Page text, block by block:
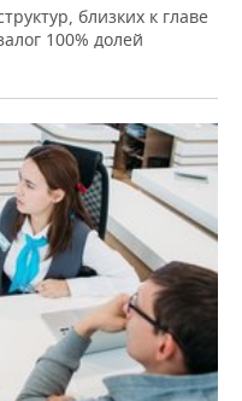
близких к главе
100% долей